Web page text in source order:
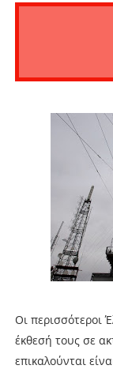
Οι περισσότεροι
έκθεσή τους σε
επικαλούνται